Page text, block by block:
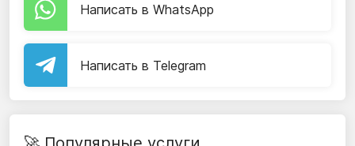
Написать в WhatsApp
Написать в Telegram